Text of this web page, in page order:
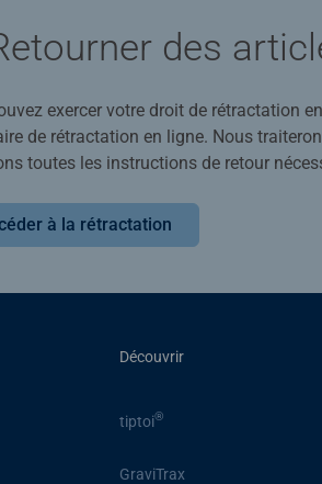
des
exercer votre droit de rétractation
de rétractation en ligne. Nous
toutes les instructions de retour
à la rétractation
Découvrir
tiptoi®
GraviTrax